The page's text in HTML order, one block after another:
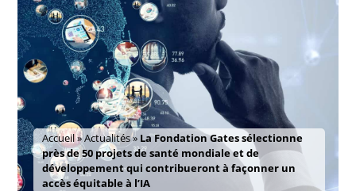
Accueil»Actualités» La Fondation Gates sélectionne
près de 50 projets de santé mondiale et de
développement qui contribueront à façonner un
accès équitable à l’IA